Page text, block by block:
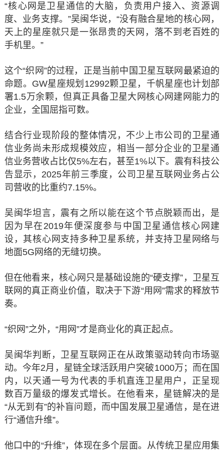
“核心网是卫星通信的大脑，负责用户接入、资源调
度、业务支撑。”吴闽华说，“没有融合星地的核心网，
天上的星座就只是一张昂贵的天网，落不到老百姓的
手机里。”
这个“织网”的过程，正是当前中国卫星互联网最紧迫的
命题。GW星座规划12992颗卫星，千帆星座也计划部
署1.5万余颗，但真正具备卫星大网核心网建网能力的
企业，全国屈指可数。
结合行业现阶段的整体情况，不少上市公司的卫星通
信业务尚未形成规模效应，相当一部分企业的卫星通
信业务营收占比仅5%左右，甚至1%以下。震有科技公
告显示，2025年前三季度，公司卫星互联网业务占公
司营收的比重约7.15%。
吴闽华坦言，震有之所以能在这个节点脱颖而出，是
因为早在2019年便深度参与中国卫星通信核心网建
设，其核心网支持多种卫星系统，并支持卫星网络与
地面5G网络的无缝切换。
但在他看来，核心网只是基础设施的“硬支撑”，卫星互
联网的真正商业价值，取决于下游“用网”需求的释放节
奏。
“织网”之外，“用网”才是商业化的真正起点。
吴闽华判断，卫星互联网正在从政策驱动转向市场驱
动。今年2月，星链全球活跃用户突破1000万；而在国
内，以天通一号为代表的手机直连卫星用户，正呈现
数百万量级的爆发式增长。在他看来，星链解决的是
“从无到有”的补盲问题，而中国发展卫星通信，是在进
行“通信升维”。
他口中的“升维”，体现在多个层面。从传统卫星应用集